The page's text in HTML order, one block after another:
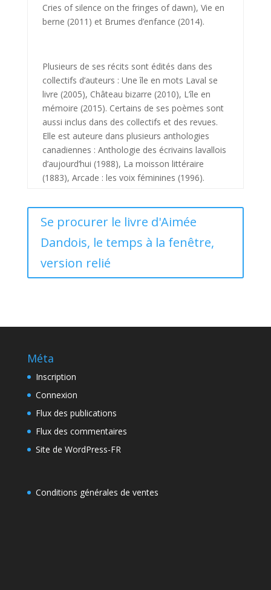
Cries of silence on the fringes of dawn), Vie en
berne (2011) et Brumes d’enfance (2014).
Plusieurs de ses récits sont édités dans des
collectifs d’auteurs : Une île en mots Laval se
livre (2005), Château bizarre (2010), L’île en
mémoire (2015). Certains de ses poèmes sont
aussi inclus dans des collectifs et des revues.
Elle est auteure dans plusieurs anthologies
canadiennes : Anthologie des écrivains lavallois
d’aujourd’hui (1988), La moisson littéraire
(1883), Arcade : les voix féminines (1996).
Se procurer le livre d'Aimée
Dandois, le temps à la fenêtre,
version relié
Méta
Inscription
Connexion
Flux des publications
Flux des commentaires
Site de WordPress-FR
Conditions générales de ventes